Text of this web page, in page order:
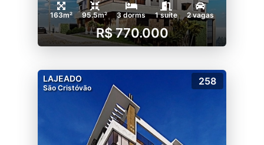
163m² 95.5m² 3 dorms 1 suíte 2 vagas
R$ 770.000
LAJEADO
São Cristóvão
258